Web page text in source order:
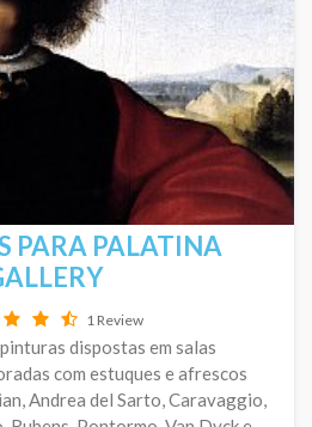
PARA PALATINA
1 Review
dispostas em salas
com estuques e afrescos
Andrea del Sarto, Caravaggio,